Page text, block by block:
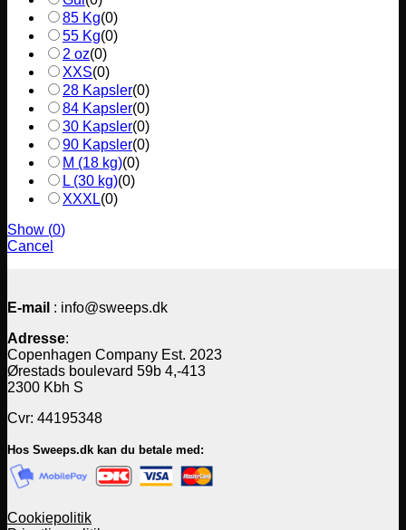
85 Kg(0)
55 Kg(0)
2 oz(0)
XXS(0)
28 Kapsler(0)
84 Kapsler(0)
30 Kapsler(0)
90 Kapsler(0)
M (18 kg)(0)
L (30 kg)(0)
XXXL(0)
Show (0)
Cancel
E-mail : info@sweeps.dk
Adresse:
Copenhagen Company Est. 2023
Ørestads boulevard 59b 4,-413
2300 Kbh S
Cvr: 44195348
Hos Sweeps.dk kan du betale med:
Cookiepolitik